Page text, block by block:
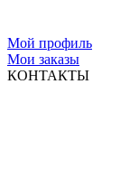
Мой профиль
Мои заказы
КОНТАКТЫ